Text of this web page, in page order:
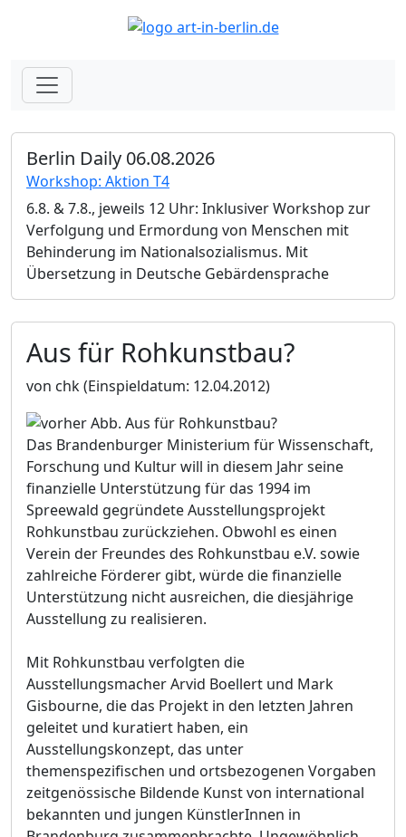
Berlin Daily 06.08.2026
Workshop: Aktion T4
6.8. & 7.8., jeweils 12 Uhr: Inklusiver Workshop zur
Verfolgung und Ermordung von Menschen mit
Behinderung im Nationalsozialismus. Mit
Übersetzung in Deutsche Gebärdensprache
Aus für Rohkunstbau?
von chk(Einspieldatum: 12.04.2012)
Das Brandenburger Ministerium für Wissenschaft,
Forschung und Kultur will in diesem Jahr seine
finanzielle Unterstützung für das 1994 im
Spreewald gegründete Ausstellungsprojekt
Rohkunstbau zurückziehen. Obwohl es einen
Verein der Freundes des Rohkunstbau e.V. sowie
zahlreiche Förderer gibt, würde die finanzielle
Unterstützung nicht ausreichen, die diesjährige
Ausstellung zu realisieren.
Mit Rohkunstbau verfolgten die
Ausstellungsmacher Arvid Boellert und Mark
Gisbourne, die das Projekt in den letzten Jahren
geleitet und kuratiert haben, ein
Ausstellungskonzept, das unter
themenspezifischen und ortsbezogenen Vorgaben
zeitgenössische Bildende Kunst von international
bekannten und jungen KünstlerInnen in